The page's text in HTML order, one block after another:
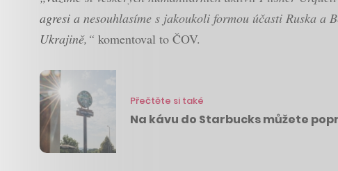
agresi a nesouhlasíme s jakoukoli formou účasti Ruska
Ukrajině,“ komentoval to ČOV.
Přečtěte si také
Na kávu do Starbucks můžete